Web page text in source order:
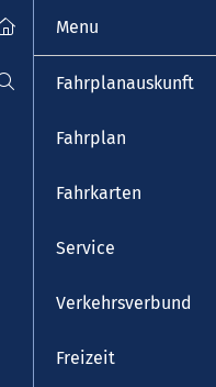
Veranstaltungen & Kalender
Menu
Fahrplanauskunft
Fahrplan
Fahrkarten
Service
Verkehrsverbund
Freizeit